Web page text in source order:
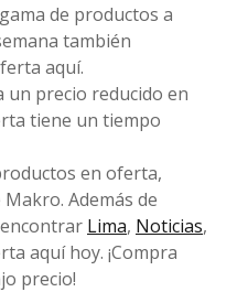
de productos a
también
aquí.
un precio reducido en
tiene un tiempo
en oferta,
Además de
Lima, Noticias,
aquí hoy. ¡Compra
precio!